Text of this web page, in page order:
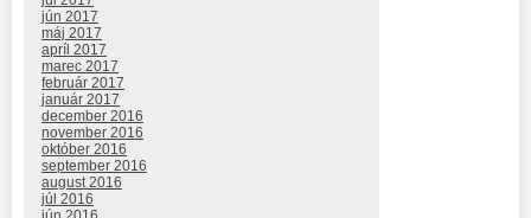
jún 2017
máj 2017
apríl 2017
marec 2017
február 2017
január 2017
december 2016
november 2016
október 2016
september 2016
august 2016
júl 2016